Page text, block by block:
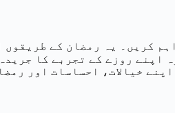
کریں۔ یہ رمضان کے
اپنے روزے کے تجربے کا
خیالات، احساسات اور